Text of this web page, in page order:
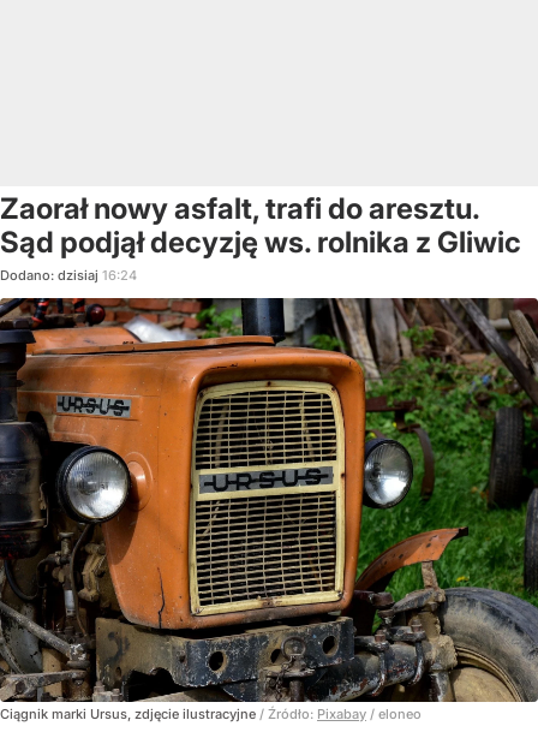
Zaorał nowy asfalt, trafi do aresztu.
Sąd podjął decyzję ws. rolnika z Gliwic
Dodano: dzisiaj 16:24
Ciągnik marki Ursus, zdjęcie ilustracyjne / Źródło: Pixabay / eloneo